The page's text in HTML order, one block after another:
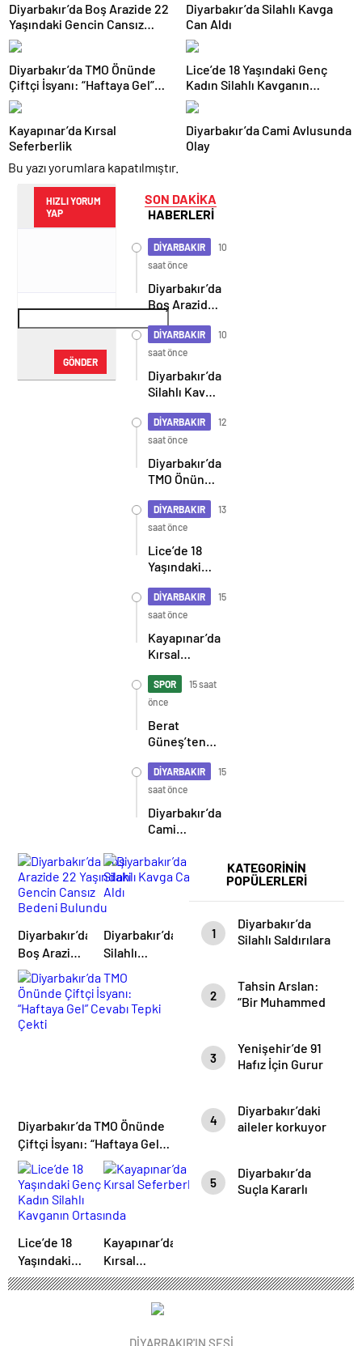
Diyarbakır’da Boş Arazide 22
Yaşındaki Gencin Cansız
Bedeni Bulundu
Diyarbakır’da Silahlı Kavga
Can Aldı
Diyarbakır’da TMO Önünde
Çiftçi İsyanı: “Haftaya Gel”
Cevabı Tepki Çekti
Lice’de 18 Yaşındaki Genç
Kadın Silahlı Kavganın
Ortasında Yaşamını Yitirdi
Kayapınar’da Kırsal
Seferberlik
Diyarbakır’da Cami Avlusunda
Olay
Bu yazı yorumlara kapatılmıştır.
HIZLI YORUM
YAP
GÖNDER
SON DAKİKA
HABERLERİ
DİYARBAKIR
10
saat önce
Diyarbakır’da
Boş Arazide
Gencin
Cansız
Bedeni
Bulundu
DİYARBAKIR
10
saat önce
Diyarbakır’da
Silahlı Kavga
DİYARBAKIR
12
saat önce
Diyarbakır’da
TMO Önünde
“Haftaya
Gel” Cevabı
Tepki Çekti
DİYARBAKIR
13
saat önce
Lice’de 18
Yaşındaki
Silahlı
Kavganın
Ortasında
Yaşamını
Yitirdi
DİYARBAKIR
15
saat önce
Kayapınar’da
Kırsal
SPOR
15 saat
önce
Berat
Güneş’ten
“Efsane
Diyarbakırspor’u
Yeniden
Ayağa
Kaldıracağız”
DİYARBAKIR
15
saat önce
Diyarbakır’da
Cami
Olay
KATEGORİNİN
POPÜLERLERİ
1
Diyarbakır’da
Silahlı Saldırılara
Tutuklandı
2
Tahsin Arslan:
“Bir Muhammed
Recai Geldi”
3
Yenişehir’de 91
Hafız İçin Gurur
Dualarla
Gerçekleşti
4
Diyarbakır’daki
aileler korkuyor
5
Diyarbakır’da
Suçla Kararlı
Diyarbakır’da
Boş Arazide
22
Yaşındaki
Gencin
Cansız
Diyarbakır’da
Silahlı
Kavga Can
Aldı
Diyarbakır’da TMO Önünde
Çiftçi İsyanı: “Haftaya Gel”
Cevabı Tepki Çekti
Lice’de 18
Yaşındaki
Genç Kadın
Kayapınar’da
Kırsal
Seferberlik
DİYARBAKIR'IN SESİ